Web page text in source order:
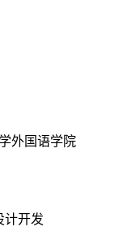
外国语学院
计开发